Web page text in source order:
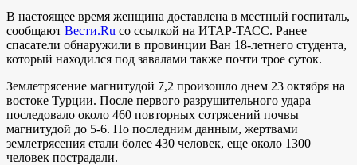
В настоящее время женщина доставлена в местный госпиталь,
сообщают Вести.Ru со ссылкой на ИТАР-ТАСС. Ранее
спасатели обнаружили в провинции Ван 18-летнего студента,
который находился под завалами также почти трое суток.
Землетрясение магнитудой 7,2 произошло днем 23 октября на
востоке Турции. После первого разрушительного удара
последовало около 460 повторных сотрясений почвы
магнитудой до 5-6. По последним данным, жертвами
землетрясения стали более 430 человек, еще около 1300
человек пострадали.